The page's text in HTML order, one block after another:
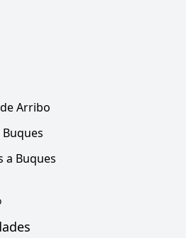
Arribo
a Buques